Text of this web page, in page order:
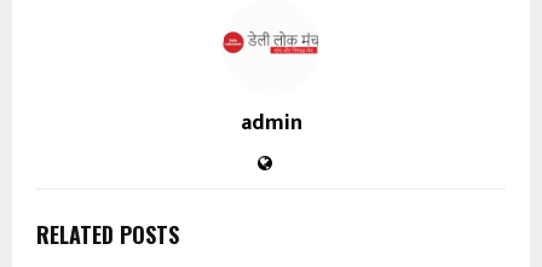
admin
RELATED POSTS